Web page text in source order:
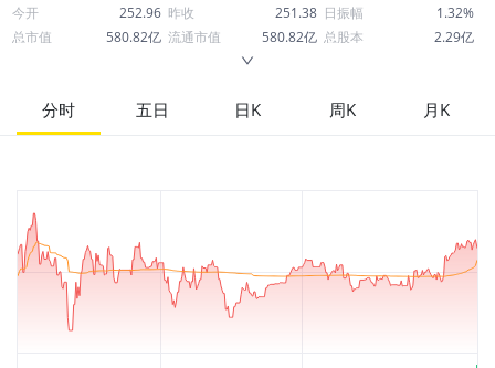
今开
252.96 昨收 251.38 日振幅
1.32%
总市值
580.82亿 流通市值 580.82亿 总股本
2.29亿
52周最高
257.95 市盈率
37.09
股息
分时 五日 日K 周K 月K